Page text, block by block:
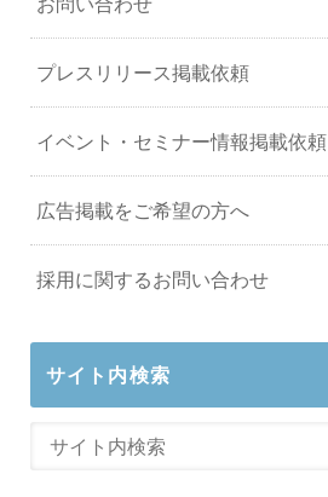
プレスリリース掲載依頼
イベント・セミナー情報掲載依頼
広告掲載をご希望の方へ
採用に関するお問い合わせ
サイト内検索